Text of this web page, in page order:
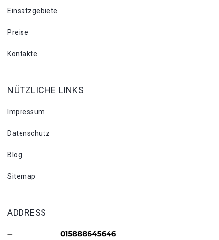
Einsatzgebiete
Preise
Kontakte
NÜTZLICHE LINKS
Impressum
Datenschutz
Blog
Sitemap
ADDRESS